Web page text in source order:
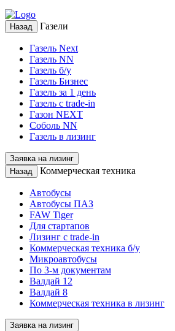
Назад Газели
Газель Next
Газель NN
Газель б/у
Газель Бизнес
Газель за 1 день
Газель с trade-in
Газон NEXT
Соболь NN
Газель в лизинг
Заявка на лизинг
Назад
Коммерческая техника
Автобусы
Автобусы ПАЗ
FAW Tiger
Для стартапов
Лизинг с trade-in
Коммерческая техника б/у
Микроавтобусы
По 3-м документам
Валдай 12
Валдай 8
Коммерческая техника в лизинг
Заявка на лизинг